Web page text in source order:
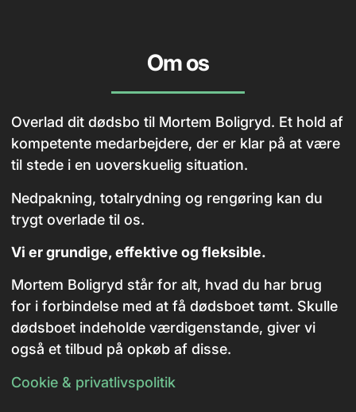
Om os
Overlad dit dødsbo til Mortem Boligryd. Et hold af
kompetente medarbejdere, der er klar på at være
til stede i en uoverskuelig situation.
Nedpakning, totalrydning og rengøring kan du
trygt overlade til os.
Vi er grundige, effektive og fleksible.
Mortem Boligryd står for alt, hvad du har brug
for i forbindelse med at få dødsboet tømt. Skulle
dødsboet indeholde værdigenstande, giver vi
også et tilbud på opkøb af disse.
Cookie & privatlivspolitik